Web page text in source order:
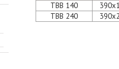
TBB 140
TBB 240